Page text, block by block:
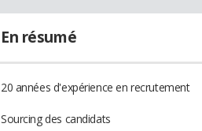
En résumé
20 années d'expérience en recrutement
Sourcing des candidats